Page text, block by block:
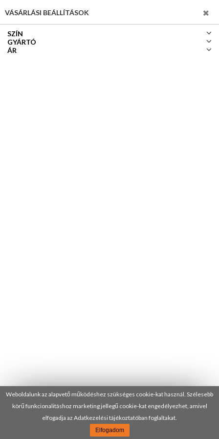
Weboldalunk az alapvető működéshez szükséges cookie-kat használ. Szélesebb
körű funkcionalitáshoz marketing jellegű cookie-kat engedélyezhet, amivel
elfogadja az Adatkezelési tájékoztatóban foglaltakat.
Elfogadom
VÁSÁRLÁSI BEÁLLÍTÁSOK
SZÍN
GYÁRTÓ
ÁR